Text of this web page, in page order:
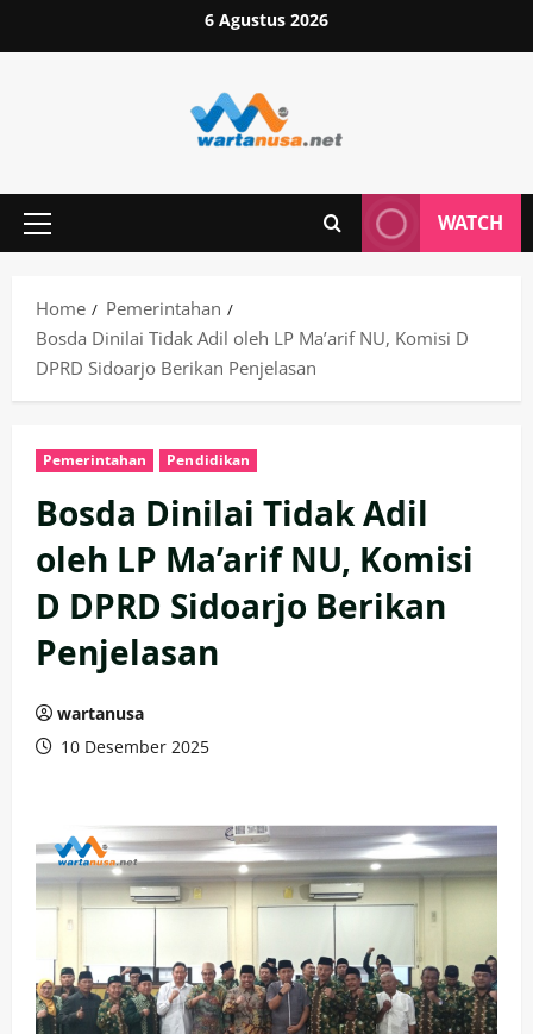
to
6 Agustus 2026
Primary
WATCH
Home
Pemerintahan
Bosda Dinilai Tidak Adil oleh LP Ma’arif NU, Komisi D
DPRD Sidoarjo Berikan Penjelasan
Pemerintahan Pendidikan
Bosda Dinilai Tidak Adil
oleh LP Ma’arif NU, Komisi
D DPRD Sidoarjo Berikan
Penjelasan
wartanusa
10 Desember 2025